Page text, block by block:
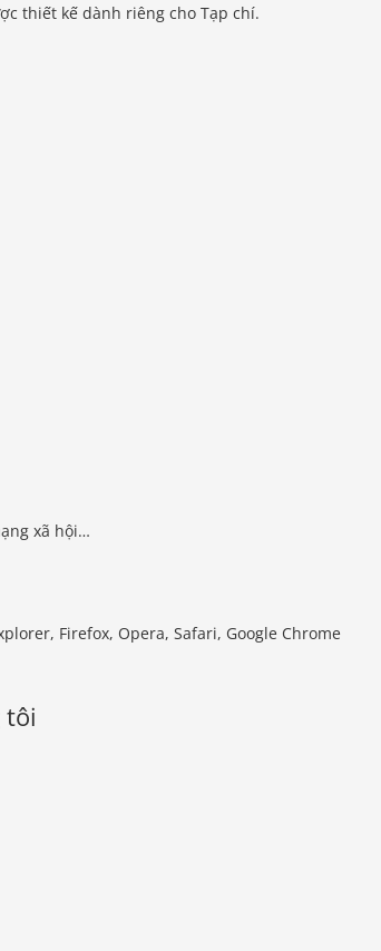
thiết kế dành riêng cho Tạp chí.
xã hội…
Firefox, Opera, Safari, Google Chrome
tôi